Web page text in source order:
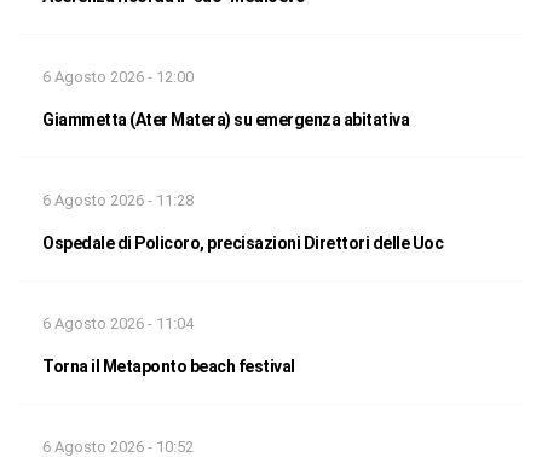
6 Agosto 2026 - 12:00
Giammetta (Ater Matera) su emergenza abitativa
6 Agosto 2026 - 11:28
Ospedale di Policoro, precisazioni Direttori delle Uoc
6 Agosto 2026 - 11:04
Torna il Metaponto beach festival
6 Agosto 2026 - 10:52